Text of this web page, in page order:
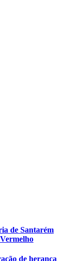
de Santarém
de herança